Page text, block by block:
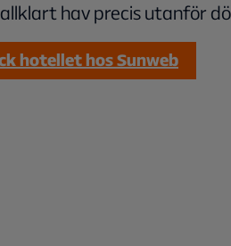
hav precis utanför
hotellet hos Sunweb